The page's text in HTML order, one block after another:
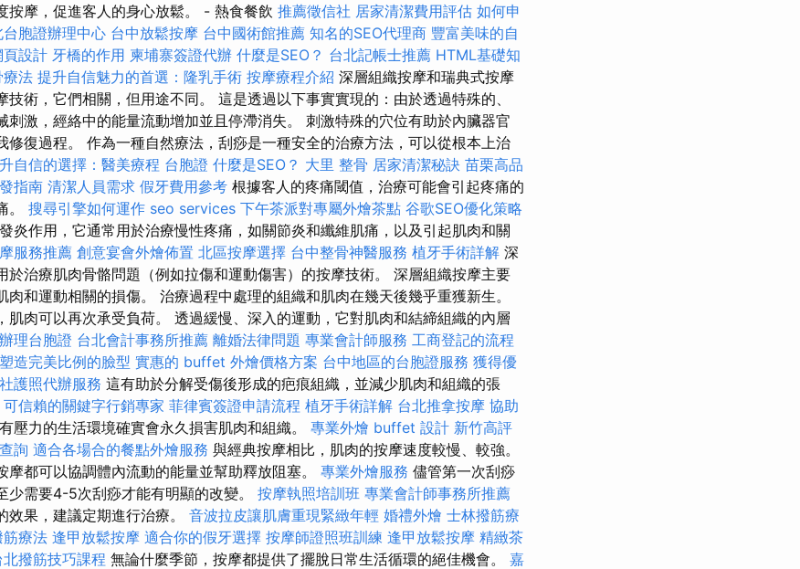
按摩，促進客人的身心放鬆。 - 熱食餐飲 推薦徵信社 居家清潔費用評估 如何申
台胞證辦理中心 台中放鬆按摩 台中國術館推薦 知名的SEO代理商 豐富美味的自
頁設計 牙橋的作用 柬埔寨簽證代辦 什麼是SEO？ 台北記帳士推薦 HTML基礎知
療法 提升自信魅力的首選：隆乳手術 按摩療程介紹 深層組織按摩和瑞典式按摩
技術，它們相關，但用途不同。 這是透過以下事實實現的：由於透過特殊的、
刺激，經絡中的能量流動增加並且停滯消失。 刺激特殊的穴位有助於內臟器官
修復過程。 作為一種自然療法，刮痧是一種安全的治療方法，可以從根本上治
自信的選擇：醫美療程 台胞證 什麼是SEO？ 大里 整骨 居家清潔秘訣 苗栗高品
指南 清潔人員需求 假牙費用參考 根據客人的疼痛閾值，治療可能會引起疼痛的
。 搜尋引擎如何運作 seo services 下午茶派對專屬外燴茶點 谷歌SEO優化策略
炎作用，它通常用於治療慢性疼痛，如關節炎和纖維肌痛，以及引起肌肉和關
服務推薦 創意宴會外燴佈置 北區按摩選擇 台中整骨神醫服務 植牙手術詳解 深
於治療肌肉骨骼問題（例如拉傷和運動傷害）的按摩技術。 深層組織按摩主要
肉和運動相關的損傷。 治療過程中處理的組織和肌肉在幾天後幾乎重獲新生。
肌肉可以再次承受負荷。 透過緩慢、深入的運動，它對肌肉和結締組織的內層
理台胞證 台北會計事務所推薦 離婚法律問題 專業會計師服務 工商登記的流程
造完美比例的臉型 實惠的 buffet 外燴價格方案 台中地區的台胞證服務 獲得優
護照代辦服務 這有助於分解受傷後形成的疤痕組織，並減少肌肉和組織的張
可信賴的關鍵字行銷專家 菲律賓簽證申請流程 植牙手術詳解 台北推拿按摩 協助
壓力的生活環境確實會永久損害肌肉和組織。 專業外燴 buffet 設計 新竹高評
詢 適合各場合的餐點外燴服務 與經典按摩相比，肌肉的按摩速度較慢、較強。
摩都可以協調體內流動的能量並幫助釋放阻塞。 專業外燴服務 儘管第一次刮痧
少需要4-5次刮痧才能有明顯的改變。 按摩執照培訓班 專業會計師事務所推薦
效果，建議定期進行治療。 音波拉皮讓肌膚重現緊緻年輕 婚禮外燴 士林撥筋療
筋療法 逢甲放鬆按摩 適合你的假牙選擇 按摩師證照班訓練 逢甲放鬆按摩 精緻茶
北撥筋技巧課程 無論什麼季節，按摩都提供了擺脫日常生活循環的絕佳機會。 嘉